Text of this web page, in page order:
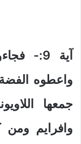
آية 9:-
واعطوه
جمعها
وافرايم